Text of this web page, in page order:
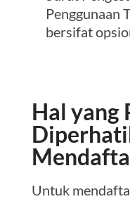
Penggunaan
bersifat
Hal yang
Untuk